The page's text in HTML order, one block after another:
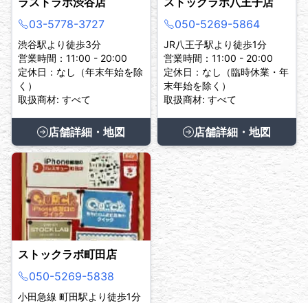
03-5778-3727
渋谷駅より徒歩3分
営業時間：11:00 - 20:00
定休日：なし（年末年始を除
く）
取扱商材: すべて
店舗詳細・地図
050-5269-5864
JR八王子駅より徒歩1分
営業時間：11:00 - 20:00
定休日：なし（臨時休業・年
末年始を除く）
取扱商材: すべて
店舗詳細・地図
ストックラボ町田店
050-5269-5838
小田急線 町田駅より徒歩1分